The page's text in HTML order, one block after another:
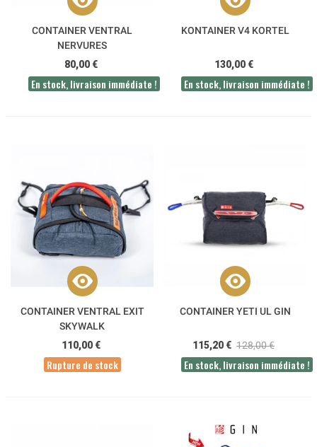
CONTAINER VENTRAL
NERVURES
80,00 €
En stock, livraison immédiate !
KONTAINER V4 KORTEL
130,00 €
En stock, livraison immédiate !
CONTAINER VENTRAL EXIT
SKYWALK
110,00 €
Rupture de stock
CONTAINER YETI UL GIN
115,20 € 128,00 €
En stock, livraison immédiate !